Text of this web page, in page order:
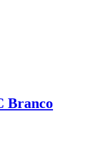
Branco